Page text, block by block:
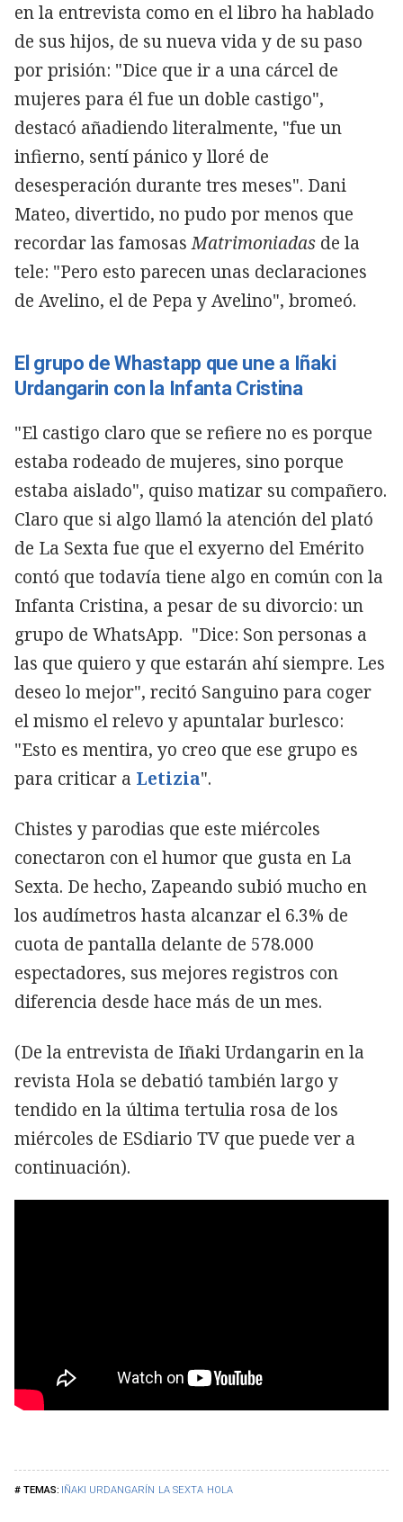
IÑAKI URDANGARÍN LA SEXTA HOLA
en la entrevista como en el libro ha hablado
de sus hijos, de su nueva vida y de su paso
por prisión: "Dice que ir a una cárcel de
mujeres para él fue un doble castigo",
destacó añadiendo literalmente, "fue un
infierno, sentí pánico y lloré de
desesperación durante tres meses". Dani
Mateo, divertido, no pudo por menos que
recordar las famosasMatrimoniadas de la
tele: "Pero esto parecen unas declaraciones
de Avelino, el de Pepa y Avelino", bromeó.
El grupo de Whastapp que une a Iñaki
Urdangarin con la Infanta Cristina
"El castigo claro que se refiere no es porque
estaba rodeado de mujeres, sino porque
estaba aislado", quiso matizar su compañero.
Claro que si algo llamó la atención del plató
de La Sexta fue que el exyerno del Emérito
contó que todavía tiene algo en común con la
Infanta Cristina, a pesar de su divorcio: un
grupo de WhatsApp. "Dice: Son personas a
las que quiero y que estarán ahí siempre. Les
deseo lo mejor", recitó Sanguino para coger
el mismo el relevo y apuntalar burlesco:
"Esto es mentira, yo creo que ese grupo es
para criticar a Letizia".
Chistes y parodias que este miércoles
conectaron con el humor que gusta en La
Sexta. De hecho, Zapeando subió mucho en
los audímetros hasta alcanzar el 6.3% de
cuota de pantalla delante de 578.000
espectadores, sus mejores registros con
diferencia desde hace más de un mes.
(De la entrevista de Iñaki Urdangarin en la
revista Hola se debatió también largo y
tendido en la última tertulia rosa de los
miércoles de ESdiario TV que puede ver a
continuación).